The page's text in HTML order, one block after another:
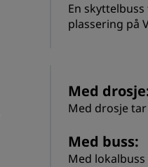
En
plassering på
Med
Med drosje
Med buss:
Med